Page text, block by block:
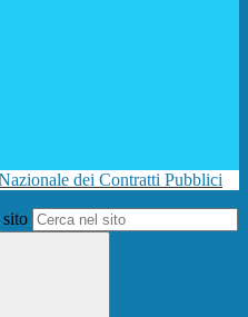
dei Contratti Pubblici